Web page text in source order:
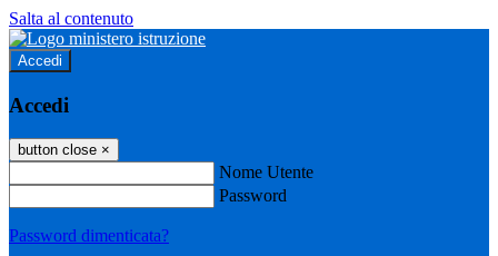
Salta al contenuto
Accedi
Accedi
button close ×
Nome Utente
Password
Password dimenticata?